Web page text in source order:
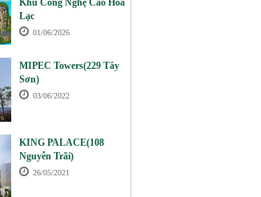
Khu Công Nghệ Cao Hòa
Lạc
01/06/2026
MIPEC Towers(229 Tây
Sơn)
03/06/2022
KING PALACE(108
Nguyễn Trãi)
26/05/2021